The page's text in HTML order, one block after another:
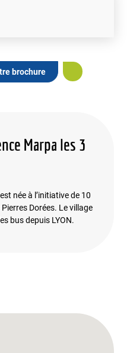
brochure
Marpa les 3
née à l’initiative de 10
Dorées. Le village
bus depuis LYON.